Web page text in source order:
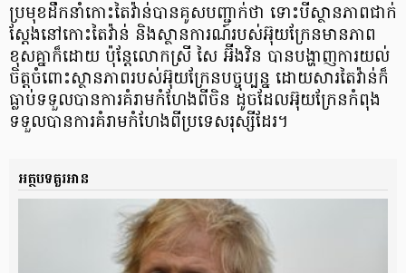
ប្រមុខដឹកនាំ​កោះតៃវ៉ាន់បានគូសបញ្ជាក់ថា ទោះបីស្ថានភាព​ជាក់
ស្តែង​នៅកោះតៃវ៉ាន់ និងស្ថានការណ៍​របស់អ៊ុយក្រែន​មានភាព
ខុសគ្នាក៏ដោយ ប៉ុន្តែលោកស្រី សៃ អ៊ីងវិន បានបង្ហាញការយល់
ចិត្ត​ចំពោះស្ថានភាព​របស់អ៊ុយក្រែនបច្ចុប្បន្ន ដោយសារតៃវ៉ាន់ក៏​
ធ្លាប់ទទួលបានការគំរាមកំហែងពីចិន ដូចដែលអ៊ុយក្រែនកំពុង​
ទទួល​បាន​ការគំរាមកំហែងពីប្រទេសរុស្សីដែរ។
អត្ថបទគួរអាន